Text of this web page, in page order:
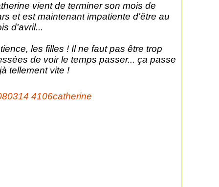
vient de terminer son mois de
et est maintenant impatiente d'être au
d'avril...
les filles ! Il ne faut pas être trop
de voir le temps passer... ça passe
tellement vite !